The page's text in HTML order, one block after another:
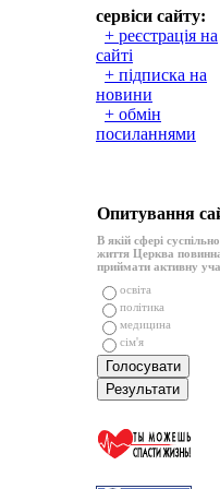
сервіси сайту:
+ реєстрація на
сайті
+ підписка на
новини
+ обмін
посиланнями
Опитування
В якій сфері
життя Церква
приймати активну
освіта
політика
медицина
сім'я